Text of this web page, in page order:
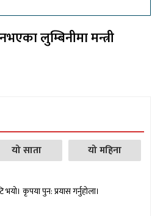
लुम्बिनीमा मन्त्री
यो साता यो महिना
भयो। कृपया पुन: प्रयास गर्नुहोला।